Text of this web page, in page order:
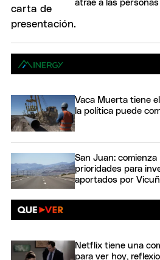
atrae a las
Vaca Muerta tiene
la política puede
San Juan:
prioridades para
aportados por
Netflix tiene una
para ver hoy,